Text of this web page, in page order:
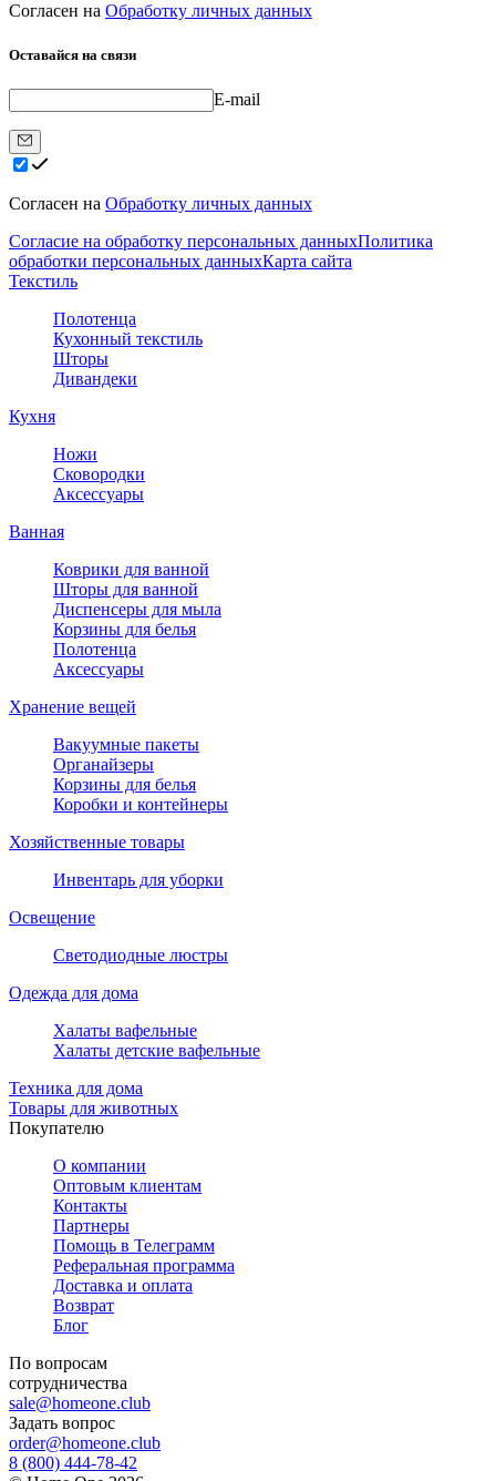
Согласен на Обработку личных данных
Оставайся на связи
E-mail
Согласен на Обработку личных данных
Согласие на обработку персональных данныхПолитика
обработки персональных данныхКарта сайта
Текстиль
Полотенца
Кухонный текстиль
Шторы
Дивандеки
Кухня
Ножи
Сковородки
Аксессуары
Ванная
Коврики для ванной
Шторы для ванной
Диспенсеры для мыла
Корзины для белья
Полотенца
Аксессуары
Хранение вещей
Вакуумные пакеты
Органайзеры
Корзины для белья
Коробки и контейнеры
Хозяйственные товары
Инвентарь для уборки
Освещение
Светодиодные люстры
Одежда для дома
Халаты вафельные
Халаты детские вафельные
Техника для дома
Товары для животных
Покупателю
О компании
Оптовым клиентам
Контакты
Партнеры
Помощь в Телеграмм
Реферальная программа
Доставка и оплата
Возврат
Блог
По вопросам
сотрудничества
sale@homeone.club
Задать вопрос
order@homeone.club
8 (800) 444-78-42